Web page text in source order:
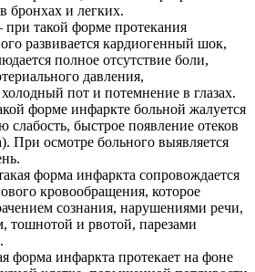
бронхах и легких.
такой форме протекания
развивается кардиогенный шок,
полное отсутствие боли,
давления,
пот и потемнение в глазах.
форме инфаркте больной жалуется
слабость, быстрое появление отеков
При осмотре больного выявляется
форма инфаркта сопровождается
кровообращения, которое
сознания, нарушениями речи,
тошнотой и рвотой, парезами
форма инфаркта протекает на фоне